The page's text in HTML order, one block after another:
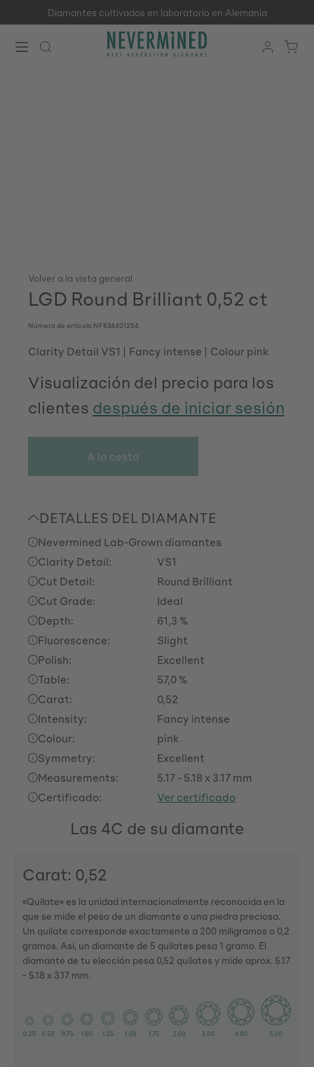
Saltar al contenido principal
Diamantes cultivados en laboratorio en Alemania
Volver a la vista general
LGD Round Brilliant 0,52 ct
Número de artículo NF634401254
Clarity Detail VS1 Fancy intense Colour pink
Visualización del precio para los
clientes después de iniciar sesión
A la cesta
DETALLES DEL DIAMANTE
Nevermined Lab-Grown diamantes
Clarity Detail:
VS1
Cut Detail:
Round Brilliant
Cut Grade:
Ideal
Depth:
61,3 %
Fluorescence:
Slight
Polish:
Excellent
Table:
57,0 %
Carat:
0,52
Intensity:
Fancy intense
Colour:
pink
Symmetry:
Excellent
Measurements:
5.17 - 5.18 x 3.17 mm
Certificado:
Ver certificado
Las 4C de su diamante
Carat: 0,52
«Quilate» es la unidad internacionalmente reconocida en la
que se mide el peso de un diamante o una piedra preciosa.
Un quilate corresponde exactamente a 200 miligramos o 0,2
gramos. Así, un diamante de 5 quilates pesa 1 gramo. El
diamante de tu elección pesa 0,52 quilates y mide aprox. 5.17
- 5.18 x 3.17 mm.